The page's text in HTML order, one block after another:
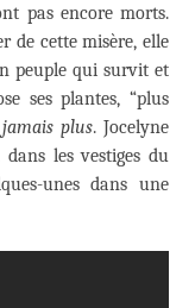
pas encore morts.
de cette misère, elle
peuple qui survit et
ses plantes, “plus
plus. Jocelyne
les vestiges du
unes dans une